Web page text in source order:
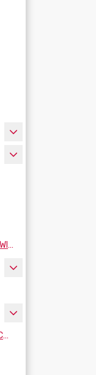
INFORMACJE, ZAWIADOMIENIA, OBWIESZCZENIA
ZBĘDNE I ZUŻYTE SKŁADNIKI RZECZOWE MAJĄTKU RUCHOMEGO